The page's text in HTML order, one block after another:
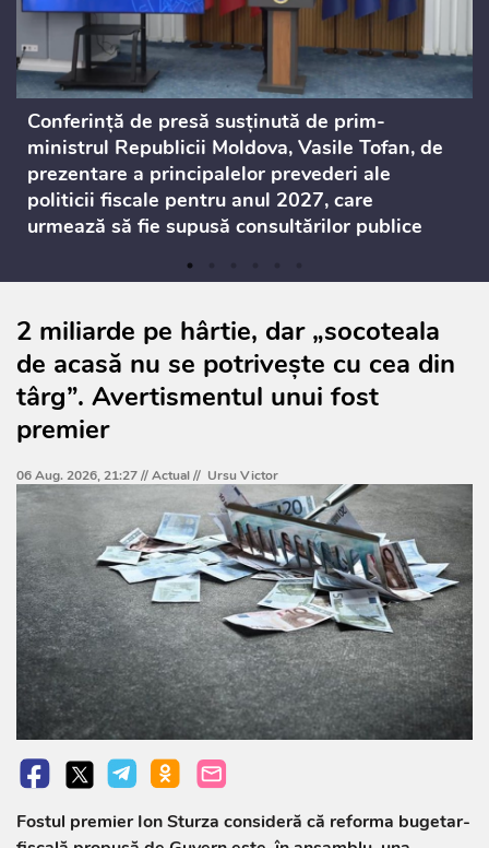
Conferință de presă susținută de prim-
ministrul Republicii Moldova, Vasile Tofan, de
prezentare a principalelor prevederi ale
politicii fiscale pentru anul 2027, care
urmează să fie supusă consultărilor publice
2 miliarde pe hârtie, dar „socoteala
de acasă nu se potrivește cu cea din
târg”. Avertismentul unui fost
premier
06 Aug. 2026, 21:27 //Actual// Ursu Victor
Fostul premier Ion Sturza consideră că reforma bugetar-